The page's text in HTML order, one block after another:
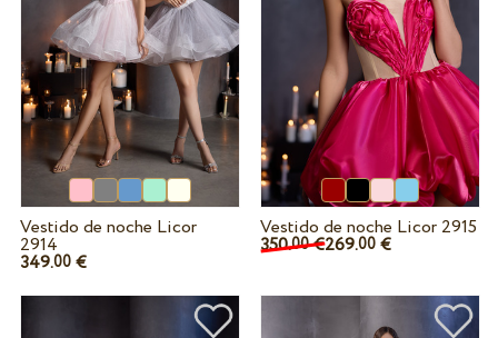
Vestido de noche Licor
2914
349.00€
Vestido de noche Licor 2915
350.00€269.00 €